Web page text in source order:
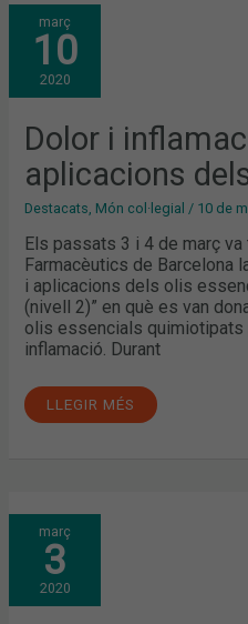
març
10
2020
Dolor i
aplicacions
Destacats, Món col·legial / 10 de
Els passats 3 i 4 de març va
Farmacèutics de Barcelona
i aplicacions dels olis
(nivell 2)” en què es van
olis essencials quimiotipats
inflamació. Durant
DOLOR
I
INFLAMACIÓ:
USOS
I
APLICACIONS
DELS
ESSENCIALS
LLEGIR MÉS
març
3
2020
USOS
I
APLICACIONS
DELS
OLIS
ESSENCIALS
EN